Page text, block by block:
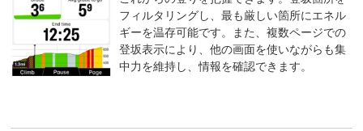
フィルタリングし、最も厳しい箇所にエネル
ギーを温存可能です。また、複数ページでの
登坂表示により、他の画面を使いながらも集
中力を維持し、情報を確認できます。